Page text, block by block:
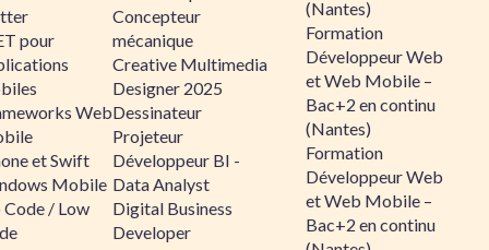
pour
Web
et Swift
Mobile
/ Low
Concepteur
mécanique
Creative Multimedia
Designer 2025
Dessinateur
Projeteur
Développeur BI -
Data Analyst
Digital Business
Developer
(Nantes)
Formation
Développeur Web
et Web Mobile –
Bac+2 en continu
(Nantes)
Formation
Développeur Web
et Web Mobile –
Bac+2 en continu